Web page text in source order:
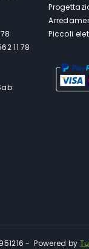
11 78
Piccoli
- Powered by